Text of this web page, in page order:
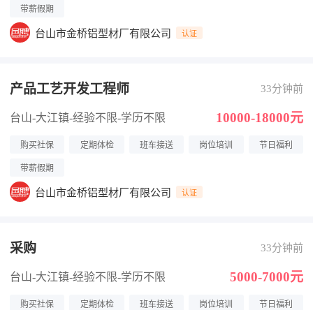
带薪假期
台山市金桥铝型材厂有限公司 认证
产品工艺开发工程师 33分钟前
台山-大江镇-经验不限-学历不限 10000-18000元
购买社保 定期体检 班车接送 岗位培训 节日福利
带薪假期
台山市金桥铝型材厂有限公司 认证
采购 33分钟前
台山-大江镇-经验不限-学历不限 5000-7000元
购买社保 定期体检 班车接送 岗位培训 节日福利